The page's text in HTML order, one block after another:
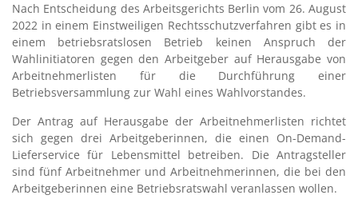
Nach Entscheidung des Arbeitsgerichts Berlin vom 26. August
2022 in einem Einstweiligen Rechtsschutzverfahren gibt es in
einem betriebsratslosen Betrieb keinen Anspruch der
Wahlinitiatoren gegen den Arbeitgeber auf Herausgabe von
Arbeitnehmerlisten für die Durchführung einer
Betriebsversammlung zur Wahl eines Wahlvorstandes.
Der Antrag auf Herausgabe der Arbeitnehmerlisten richtet
sich gegen drei Arbeitgeberinnen, die einen On-Demand-
Lieferservice für Lebensmittel betreiben. Die Antragsteller
sind fünf Arbeitnehmer und Arbeitnehmerinnen, die bei den
Arbeitgeberinnen eine Betriebsratswahl veranlassen wollen.